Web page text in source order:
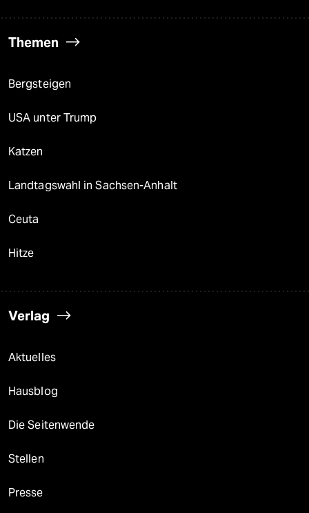
Themen
Bergsteigen
USA unter Trump
Katzen
Landtagswahl in Sachsen-Anhalt
Ceuta
Hitze
Verlag
Aktuelles
Hausblog
Die Seitenwende
Stellen
Presse